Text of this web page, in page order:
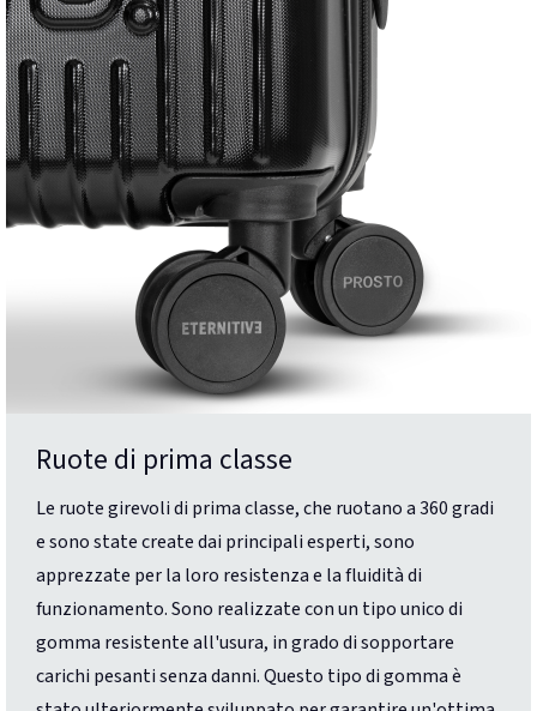
Ruote di prima classe
Le ruote girevoli di prima classe, che ruotano a 360 gradi
e sono state create dai principali esperti, sono
apprezzate per la loro resistenza e la fluidità di
funzionamento. Sono realizzate con un tipo unico di
gomma resistente all'usura, in grado di sopportare
carichi pesanti senza danni. Questo tipo di gomma è